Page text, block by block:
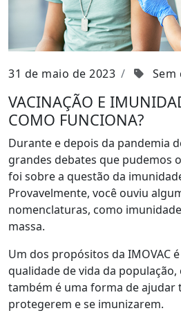
31 de maio de 2023 Sem
VACINAÇÃO E
COMO FUNCIONA?
Durante e depois da pandemia
grandes debates que pudemos
foi sobre a questão da
Provavelmente, você ouviu
nomenclaturas, como
massa.
Um dos propósitos da IMOVAC
qualidade de vida da
também é uma forma de ajudar
protegerem e se imunizarem.